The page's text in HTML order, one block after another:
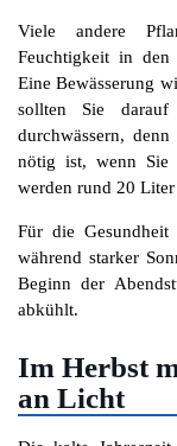
Viele andere
Feuchtigkeit in den
Eine Bewässerung
sollten Sie
durchwässern,
nötig ist, wenn Sie
werden rund 20
Für die
während starker
Beginn der
abkühlt.
Im Herbst
an Licht